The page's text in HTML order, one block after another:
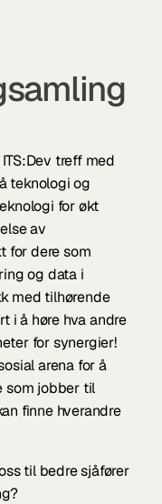
treff med
teknologi og
for økt
av
for dere som
og data i
med tilhørende
i å høre hva andre
for synergier!
arena for å
som jobber til
finne hverandre
til bedre sjåfører